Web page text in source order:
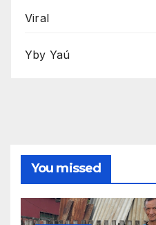
Viral
Yby Yaú
You missed